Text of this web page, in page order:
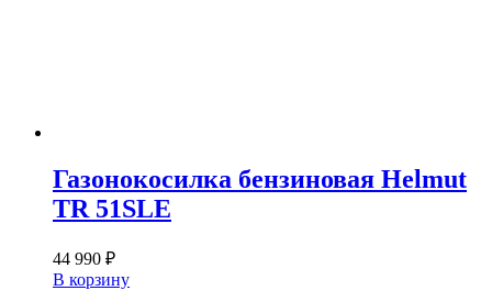
Газонокосилка бензиновая Helmut
TR 51SLE
44 990 ₽
В корзину